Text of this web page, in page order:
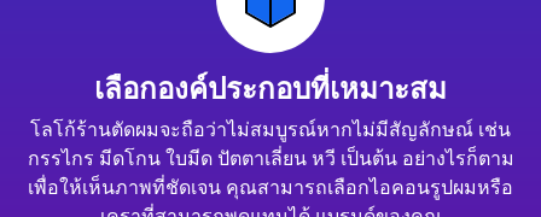
เลือกองค์ประกอบที่เหมาะสม
โลโก้ร้านตัดผมจะถือว่าไม่สมบูรณ์หากไม่มีสัญลักษณ์ เช่น
กรรไกร มีดโกน ใบมีด ปัตตาเลี่ยน หวี เป็นต้น อย่างไรก็ตาม
เพื่อให้เห็นภาพที่ชัดเจน คุณสามารถเลือกไอคอนรูปผมหรือ